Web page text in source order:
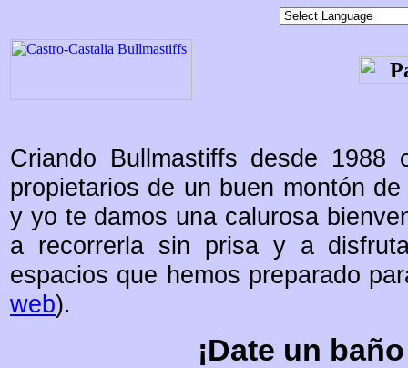
Criando Bullmastiffs desde 1988
propietarios de un buen montón
y yo te damos una calurosa
a recorrerla sin prisa y a
espacios que hemos preparado
web).
¡Date un